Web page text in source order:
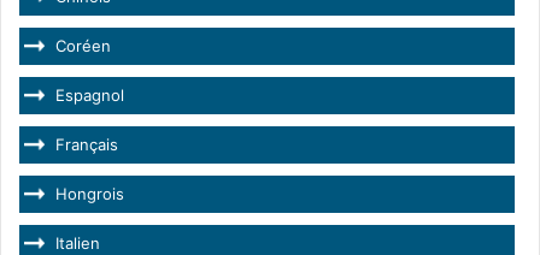
Coréen
Espagnol
Français
Hongrois
Italien